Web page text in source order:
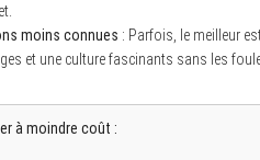
moins connues : Parfois, le meilleur
et une culture fascinants sans les
à moindre coût :